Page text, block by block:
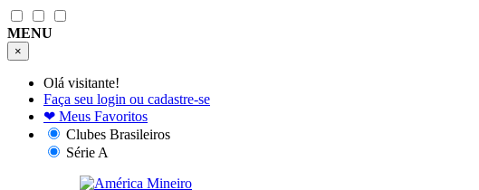
MENU
×
Olá visitante!
Faça seu login ou cadastre-se
❤ Meus Favoritos
Clubes Brasileiros
Série A